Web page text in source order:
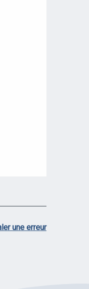
une erreur